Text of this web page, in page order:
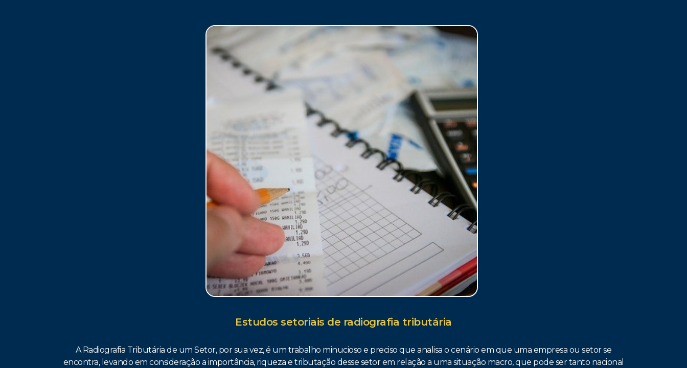
Estudos setoriais de radiografia tributária
A Radiografia Tributária de um Setor, por sua vez, é um trabalho minucioso e preciso que analisa o cenário em que uma empresa ou setor se
encontra, levando em consideração a importância, riqueza e tributação desse setor em relação a uma situação macro, que pode ser tanto nacional